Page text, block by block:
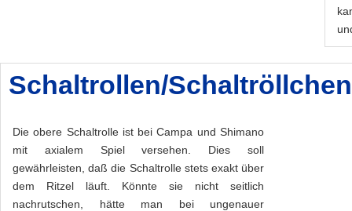
Schaltrollen/Schaltröllchen
Die obere Schaltrolle ist bei Campa und Shimano
mit axialem Spiel versehen. Dies soll
gewährleisten, daß die Schaltrolle stets exakt über
dem Ritzel läuft. Könnte sie nicht seitlich
nachrutschen, hätte man bei ungenauer